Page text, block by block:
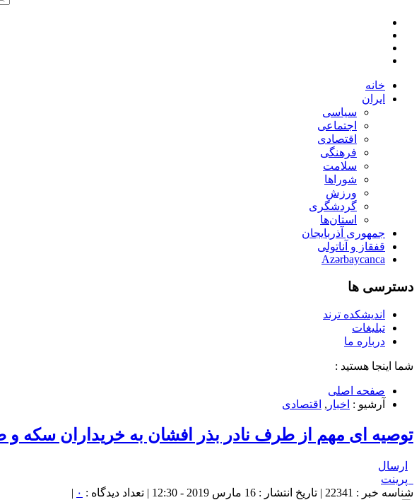
خانه
ایران
سیاسی
اجتماعی
اقتصادی
فرهنگی
سلامت
شوراها
ورزش
گردشگری
استان‌ها
جمهوری آذربایجان
قفقاز و آناتولی
Azərbaycanca
دسترسی ها
اندیشکده ترند
تبلیغات
درباره ما
شما اینجا هستید :
صفحه اصلی
آرشیو : اخبار , اقتصادی
توصیه ای مهم از طرف نادر بذر افشان به خریداران سکه و
ارسال
پرینت
شناسه خبر : 22341 | تاریخ انتشار : 16 مارس 2019 - 12:30 | تعداد دیدگاه :
۰ |